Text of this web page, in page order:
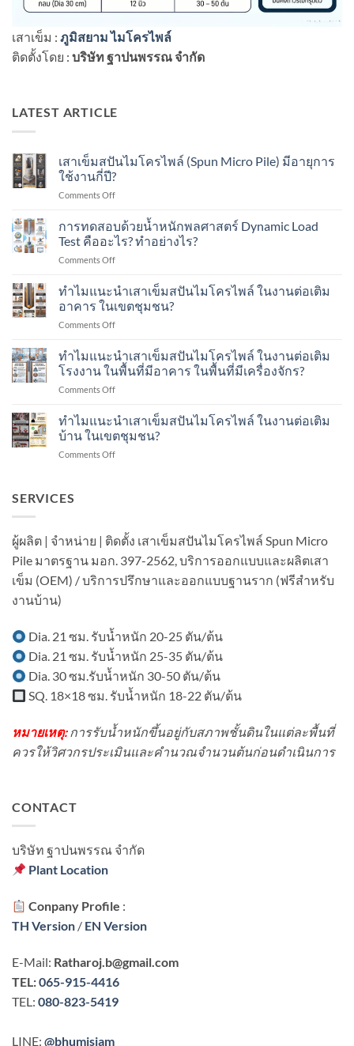
เสาเข็ม : ภูมิสยาม ไมโครไพล์
ติดตั้งโดย : บริษัท ฐาปนพรรณ จำกัด
LATEST ARTICLE
เสาเข็มสปันไมโครไพล์ (Spun Micro Pile) มีอายุการ
ใช้งานกี่ปี?
Comments Offon
เข็ม
ส
ปัน
ไมโคร
(Spun
Micro
ใช้
งาน
การทดสอบด้วยน้ำหนักพลศาสตร์ Dynamic Load
Test คืออะไร? ทำอย่างไร?
Comments Offon
ทดสอบ
ด้วย
น้ำ
หนัก
Dynamic
Load
ทำ
อย่างไร?
ทำไมแนะนำเสาเข็มสปันไมโครไพล์ ในงานต่อเติม
อาคาร ในเขตชุมชน?
Comments Offon
แนะนำ
เสา
เข็ม
ส
ไมโคร
ไพล์
ชุมชน?
ทำไมแนะนำเสาเข็มสปันไมโครไพล์ ในงานต่อเติม
โรงงาน ในพื้นที่มีอาคาร ในพื้นที่มีเครื่องจักร?
Comments Offon
แนะนำ
เสา
เข็ม
ส
ต่อ
โรงงาน
ใน
พื้นที่
มี
เครื่องจักร?
ทำไมแนะนำเสาเข็มสปันไมโครไพล์ ในงานต่อเติม
บ้าน ในเขตชุมชน?
Comments Offon
ปัน
ไมโคร
ไพล์
งาน
ใน
เขต
ชุมชน?
SERVICES
ผู้ผลิต | จำหน่าย | ติดตั้ง เสาเข็มสปันไมโครไพล์ Spun Micro
Pile มาตรฐาน มอก. 397-2562, บริการออกแบบและผลิตเสา
เข็ม (OEM) / บริการปรึกษาและออกแบบฐานราก (ฟรีสำหรับ
งานบ้าน)
Dia. 21 ซม. รับน้ำหนัก 20-25 ตัน/ต้น
Dia. 21 ซม. รับน้ำหนัก 25-35 ตัน/ต้น
Dia. 30 ซม.รับน้ำหนัก 30-50 ตัน/ต้น
SQ. 18×18 ซม. รับน้ำหนัก 18-22 ตัน/ต้น
หมายเหตุ: การรับน้ำหนักขึ้นอยู่กับสภาพชั้นดินในแต่ละพื้นที่
ควรให้วิศวกรประเมินและคำนวณจำนวนต้นก่อนดำเนินการ
CONTACT
บริษัท ฐาปนพรรณ จํากัด
Plant Location
Conpany Profile :
TH Version / EN Version
E-Mail: Ratharoj.b@gmail.com
TEL:065-915-4416
TEL: 080-823-5419
LINE: @bhumisiam